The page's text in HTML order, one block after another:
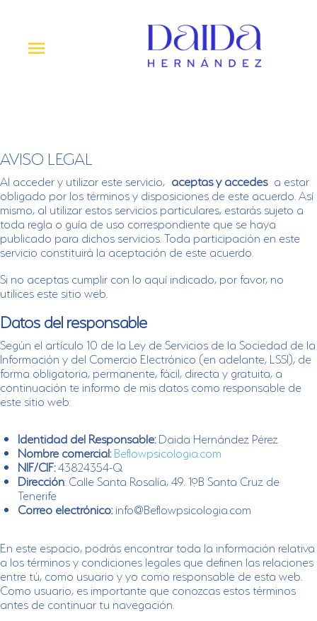
Menú
AVISO LEGAL
Al acceder y utilizar este servicio, aceptas y accedes a estar
obligado por los términos y disposiciones de este acuerdo. Así
mismo, al utilizar estos servicios particulares, estarás sujeto a
toda regla o guía de uso correspondiente que se haya
publicado para dichos servicios. Toda participación en este
servicio constituirá la aceptación de este acuerdo.
Si no aceptas cumplir con lo aquí indicado, por favor, no
utilices este sitio web.
Datos del responsable
Según el artículo 10 de la Ley de Servicios de la Sociedad de la
Información y del Comercio Electrónico (en adelante, LSSI), de
forma obligatoria, permanente, fácil, directa y gratuita, a
continuación te informo de mis datos como responsable de
este sitio web:
Identidad del Responsable:Daida Hernández Pérez
Nombre comercial: Beflowpsicologia.com
NIF/CIF:43824354-Q
Dirección: Calle Santa Rosalía, 49. 1ºB Santa Cruz de
Tenerife
Correo electrónico:info@Beflowpsicologia.com
En este espacio, podrás encontrar toda la información relativa
a los términos y condiciones legales que definen las relaciones
entre tú, como usuario y yo como responsable de esta web.
Como usuario, es importante que conozcas estos términos
antes de continuar tu navegación.